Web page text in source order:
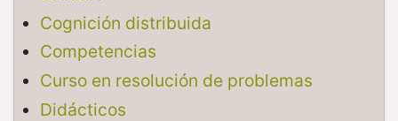
Cognición distribuida
Competencias
Curso en resolución de problemas
Didácticos